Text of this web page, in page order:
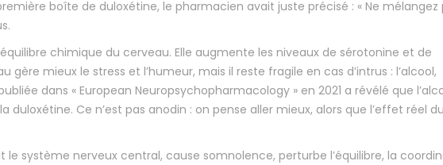
boîte de duloxétine, le pharmacien avait juste précisé : « Ne mélangez
chimique du cerveau. Elle augmente les niveaux de sérotonine et de
gère mieux le stress et l’humeur, mais il reste fragile en cas d’intrus : l’alcool,
dans « European Neuropsychopharmacology » en 2021 a révélé que
duloxétine. Ce n’est pas anodin : on pense aller mieux, alors que l’effet réel du
le système nerveux central, cause somnolence, perturbe l’équilibre, la